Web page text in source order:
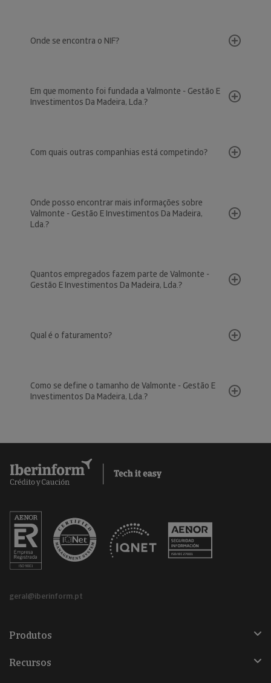
Onde se encontra o NIF?
Em que momento foi fundada a Valmonte - Gestão E
Investimentos Da Madeira, Lda.?
Com quais outras companhias está competindo?
Onde posso encontrar mais informações sobre
Valmonte - Gestão E Investimentos Da Madeira,
Lda.?
Quantos empregados fazem parte de Valmonte -
Gestão E Investimentos Da Madeira, Lda.?
Qual é o faturamento?
Como se define o tamanho de Valmonte - Gestão E
Investimentos Da Madeira, Lda.?
geral@iberinform.pt
Produtos
Recursos